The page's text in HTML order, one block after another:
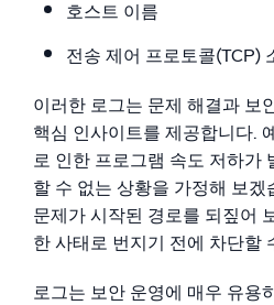
호스트 이름
전송 제어 프로토콜(TCP)
이러한 로그는 문제 해결과 보
핵심 인사이트를 제공합니다.
로 인한 프로그램 속도 저하가
할 수 없는 상황을 가정해 보겠
문제가 시작된 경로를 되짚어
한 사태로 번지기 전에 차단할
로그는 보안 운영에 매우 유용